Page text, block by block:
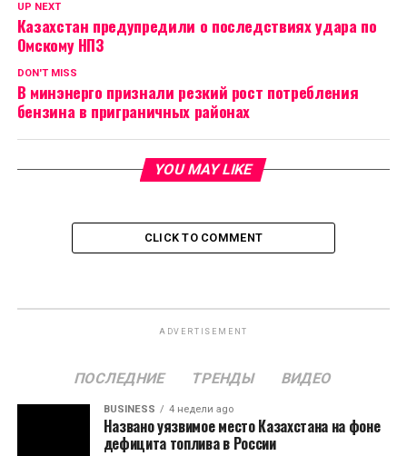
UP NEXT
Казахстан предупредили о последствиях удара по
Омскому НПЗ
DON'T MISS
В минэнерго признали резкий рост потребления
бензина в приграничных районах
YOU MAY LIKE
CLICK TO COMMENT
ADVERTISEMENT
ПОСЛЕДНИЕ ТРЕНДЫ ВИДЕО
BUSINESS 4 недели ago
Названо уязвимое место Казахстана на фоне
дефицита топлива в России